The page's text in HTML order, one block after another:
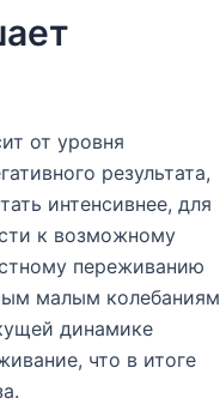
от уровня
результата,
интенсивнее, для
к возможному
переживанию
малым колебаниям
динамике
что в итоге